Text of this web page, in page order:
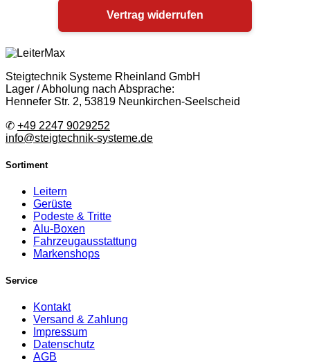
Vertrag widerrufen
Steigtechnik Systeme Rheinland GmbH
Lager / Abholung nach Absprache:
Hennefer Str. 2, 53819 Neunkirchen-Seelscheid
✆ +49 2247 9029252
info@steigtechnik-systeme.de
Sortiment
Leitern
Gerüste
Podeste & Tritte
Alu-Boxen
Fahrzeugausstattung
Markenshops
Service
Kontakt
Versand & Zahlung
Impressum
Datenschutz
AGB